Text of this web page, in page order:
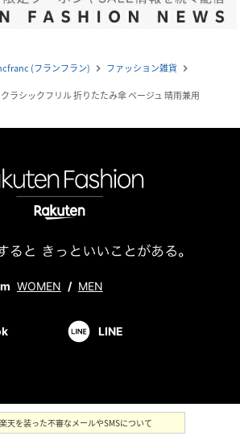
(フランフラン) navigate_next ファッション雑貨 navigate_next
ラシックフリル 折りたたみ傘 ベージュ 晴雨兼用
WOMEN / MEN
LINE
楽天を装った不審なメールやSMSについて